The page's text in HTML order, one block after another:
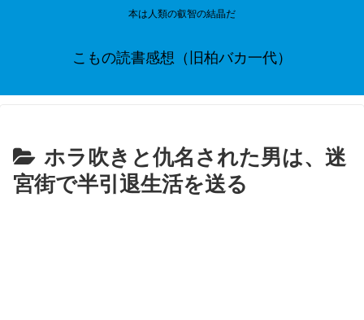
本は人類の叡智の結晶だ
こもの読書感想（旧柏バカ一代）
ホラ吹きと仇名された男は、迷
宮街で半引退生活を送る